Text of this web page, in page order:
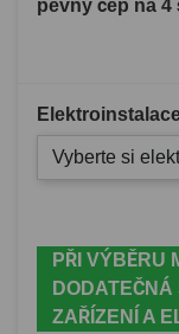
pevný čep na 4
Vyberte si
PŘI VÝBĚRU
ZAŘÍZENÍ A